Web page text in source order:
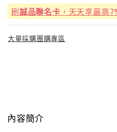
刷誠品聯名卡 ，天天享最高
大量採購團購專區
內容簡介